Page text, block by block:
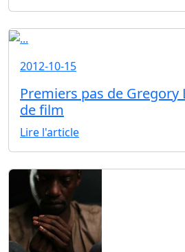
2012-10-15
Premiers pas de Gregory
de film
Lire l'article